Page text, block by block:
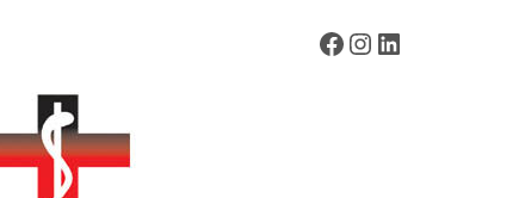
FACEBOOK
INSTAGRAM
LINKEDIN